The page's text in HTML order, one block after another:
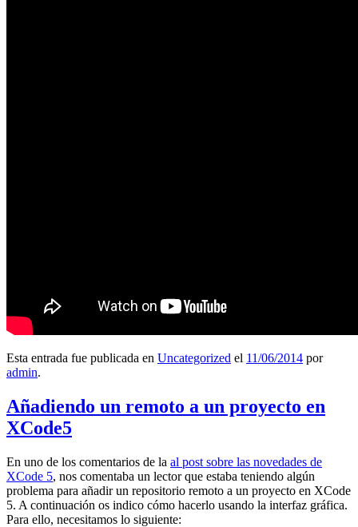
Esta entrada fue publicada en Uncategorized el 11/06/2014 por
admin.
Añadiendo un remoto a un proyecto en
XCode5
En uno de los comentarios de la al post sobre las novedades de
XCode 5, nos comentaba un lector que estaba teniendo algún
problema para añadir un repositorio remoto a un proyecto en XCode
5. A continuación os indico cómo hacerlo usando la interfaz gráfica.
Para ello, necesitamos lo siguiente: